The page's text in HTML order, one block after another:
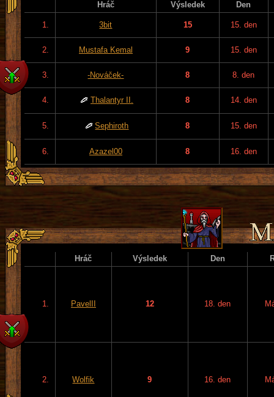
Hráč Výsledek Den
1. 3bit 15 15. den
2. Mustafa Kemal 9 15. den
3. -Nováček- 8 8. den
4. Thalantyr II. 8 14. den
5. Sephiroth 8 15. den
6. Azazel00 8 16. den
Hráč Výsledek Den
1. PavelII 12 18. den
2. Wolfik 9 16. den